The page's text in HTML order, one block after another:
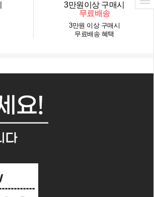
3만원이상 구매시
무료배송
3만원 이상 구매시
무료배송 혜택